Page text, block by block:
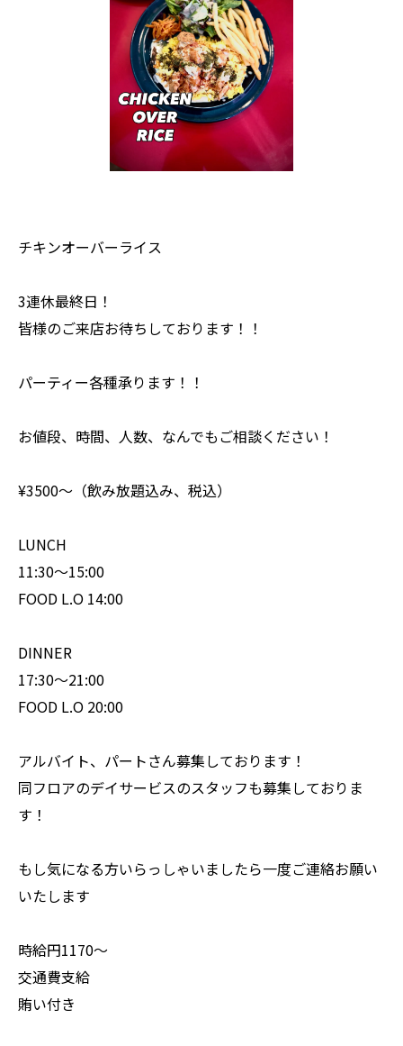
チキンオーバーライス
3連休最終日！
皆様のご来店お待ちしております！！
パーティー各種承ります！！
お値段、時間、人数、なんでもご相談ください！
¥3500〜（飲み放題込み、税込）
LUNCH
11:30〜15:00
FOOD L.O 14:00
DINNER
17:30〜21:00
FOOD L.O 20:00
アルバイト、パートさん募集しております！
同フロアのデイサービスのスタッフも募集しておりま
す！
もし気になる方いらっしゃいましたら一度ご連絡お願い
いたします
時給円1170〜
交通費支給
賄い付き